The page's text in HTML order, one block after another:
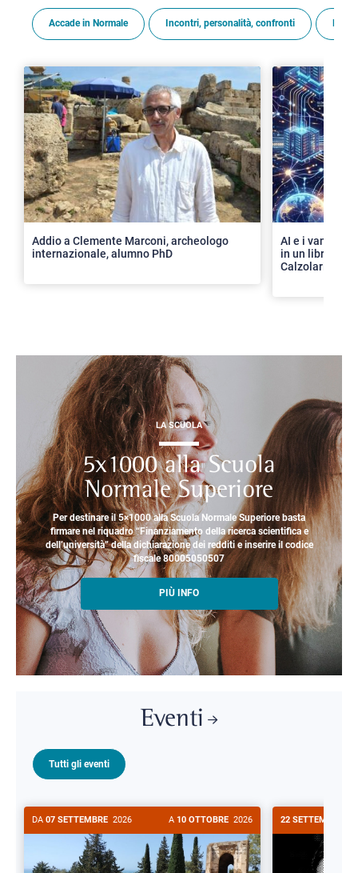
Accade in Normale Incontri, personalità, confronti
Addio a Clemente Marconi, archeologo
internazionale, alumno PhD
AI e i vantaggi
in un libro con
Calzolari
>
LA SCUOLA
5x1000 alla Scuola
Normale Superiore
Per destinare il 5×1000 alla Scuola Normale Superiore basta
firmare nel riquadro “Finanziamento della ricerca scientifica e
dell’università” della dichiarazione dei redditi e inserire il codice
fiscale 80005050507
PIÙ INFO
Eventi
Tutti gli eventi
DA 07 SETTEMBRE 2026 A 10 OTTOBRE 2026 22 SETTEMBRE